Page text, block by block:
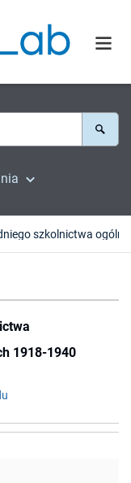
1918-1940